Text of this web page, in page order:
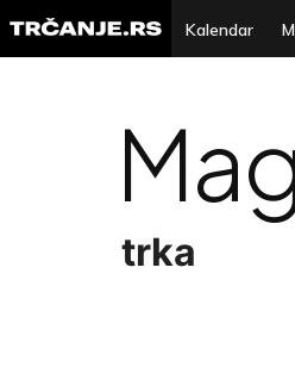
Kalendar
trka